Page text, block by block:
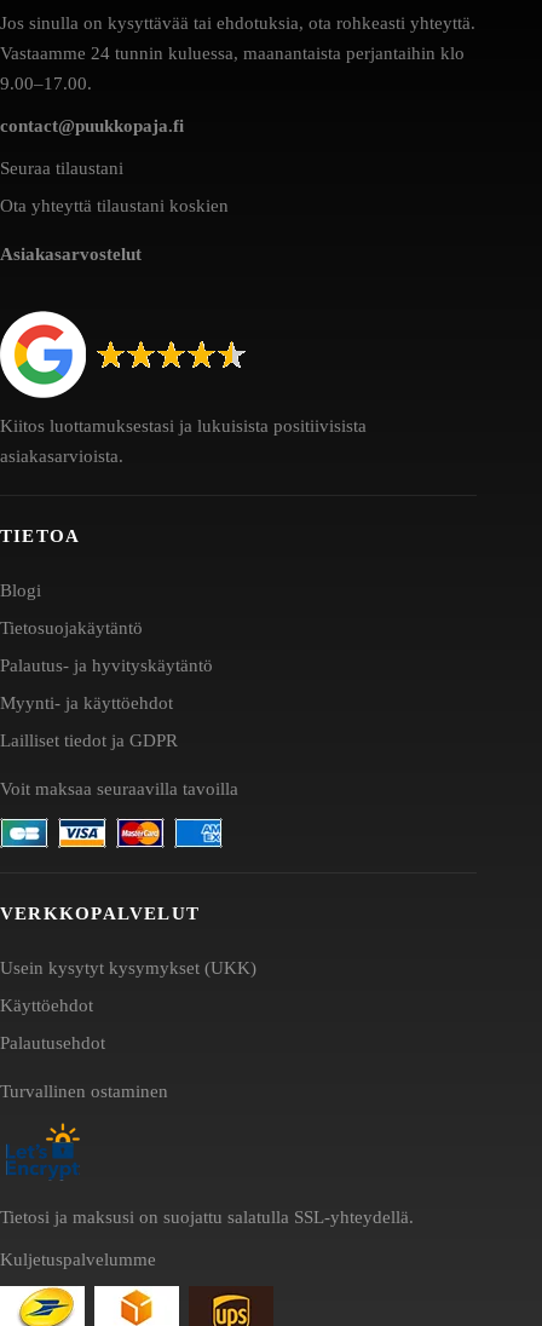
Jos sinulla on kysyttävää tai ehdotuksia, ota rohkeasti yhteyttä.
Vastaamme 24 tunnin kuluessa, maanantaista perjantaihin klo
9.00–17.00.
contact@puukkopaja.fi
Seuraa tilaustani
Ota yhteyttä tilaustani koskien
Asiakasarvostelut
Kiitos luottamuksestasi ja lukuisista positiivisista
asiakasarvioista.
TIETOA
Blogi
Tietosuojakäytäntö
Palautus- ja hyvityskäytäntö
Myynti- ja käyttöehdot
Lailliset tiedot ja GDPR
Voit maksaa seuraavilla tavoilla
VERKKOPALVELUT
Usein kysytyt kysymykset (UKK)
Käyttöehdot
Palautusehdot
Turvallinen ostaminen
Tietosi ja maksusi on suojattu salatulla SSL-yhteydellä.
Kuljetuspalvelumme